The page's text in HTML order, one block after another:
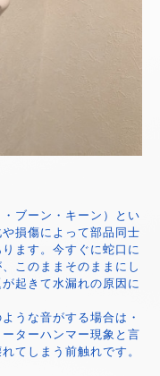
ブーン・キーン）とい
損傷によって部品同士
ます。今すぐに蛇口に
このままそのままにし
起きて水漏れの原因に
うな音がする場合は・
ターハンマー現象と言
てしまう前触れです。